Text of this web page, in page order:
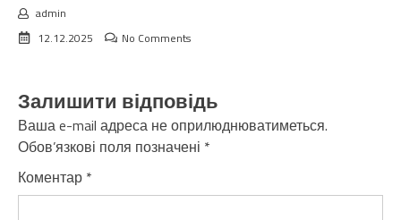
admin
12.12.2025
No Comments
Залишити відповідь
Ваша e-mail адреса не оприлюднюватиметься.
Обов’язкові поля позначені *
Коментар *